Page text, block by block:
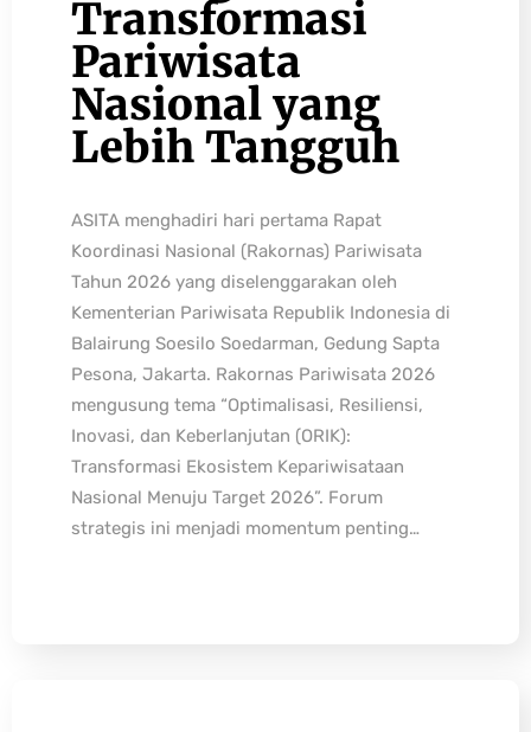
Transformasi
Pariwisata
Nasional yang
Lebih Tangguh
ASITA menghadiri hari pertama Rapat
Koordinasi Nasional (Rakornas) Pariwisata
Tahun 2026 yang diselenggarakan oleh
Kementerian Pariwisata Republik Indonesia di
Balairung Soesilo Soedarman, Gedung Sapta
Pesona, Jakarta. Rakornas Pariwisata 2026
mengusung tema “Optimalisasi, Resiliensi,
Inovasi, dan Keberlanjutan (ORIK):
Transformasi Ekosistem Kepariwisataan
Nasional Menuju Target 2026”. Forum
strategis ini menjadi momentum penting…